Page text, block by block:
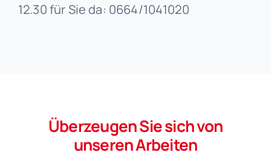
12.30 für Sie da: 0664/1041020
Überzeugen Sie sich von
unseren Arbeiten